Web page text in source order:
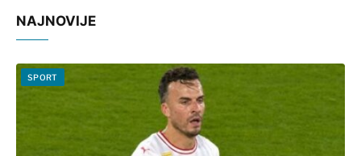
NAJNOVIJE
SPORT